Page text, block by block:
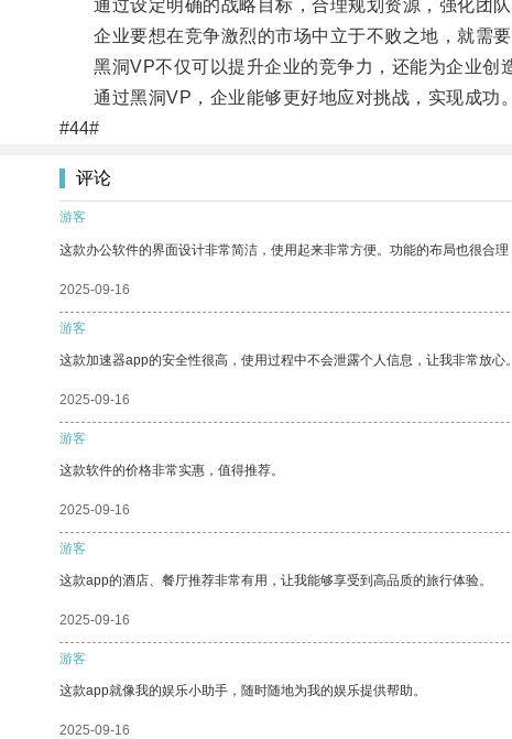
通过设定明确的战略目标，合理规划资源，强化团队
企业要想在竞争激烈的市场中立于不败之地，就需要
黑洞VP不仅可以提升企业的竞争力，还能为企业创造
通过黑洞VP，企业能够更好地应对挑战，实现成功。
#44#
评论
游客
这款办公软件的界面设计非常简洁，使用起来非常方便。功能的布局也很合理
2025-09-16
游客
这款加速器app的安全性很高，使用过程中不会泄露个人信息，让我非常放心。
2025-09-16
游客
这款软件的价格非常实惠，值得推荐。
2025-09-16
游客
这款app的酒店、餐厅推荐非常有用，让我能够享受到高品质的旅行体验。
2025-09-16
游客
这款app就像我的娱乐小助手，随时随地为我的娱乐提供帮助。
2025-09-16